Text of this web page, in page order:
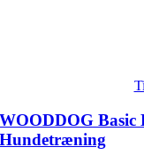
WOODDOG Basic
Hundetræning